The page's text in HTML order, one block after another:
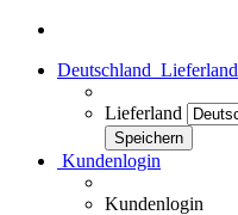
Deutschland Lieferland
Lieferland
Kundenlogin
Kundenlogin